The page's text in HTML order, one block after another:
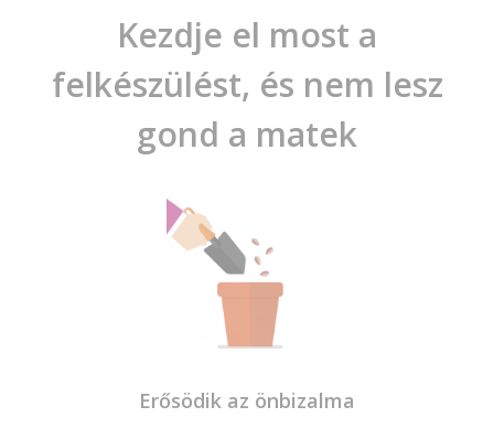
Kezdje el most a
felkészülést, és nem lesz
gond a matek
Erősödik az önbizalma